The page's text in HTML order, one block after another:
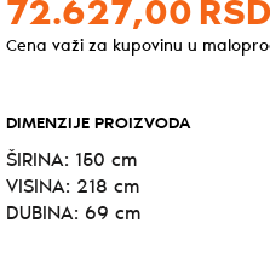
72.627,00 RSD
Cena važi za kupovinu u
DIMENZIJE PROIZVODA
ŠIRINA: 150 cm
VISINA: 218 cm
DUBINA: 69 cm